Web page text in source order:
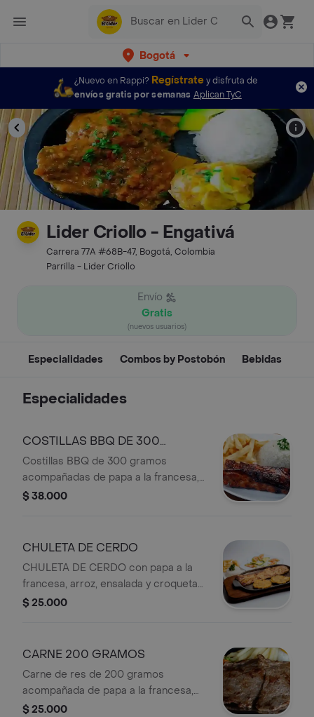
Bogotá
¿Nuevo en Rappi? Regístratey disfruta de
envíos gratis por semanas Aplican TyC
Lider Criollo - Engativá
Carrera 77A #68B-47, Bogotá, Colombia
Parrilla - Lider Criollo
Envío
Gratis
(nuevos usuarios)
Especialidades Combos by Postobón Bebidas
Especialidades
COSTILLAS BBQ DE 300
GRAMOS
Costillas BBQ de 300 gramos
acompañadas de papa a la francesa,
arroz, ensalada y croqueta de yuca.
$ 38.000
CHULETA DE CERDO
CHULETA DE CERDO con papa a la
francesa, arroz, ensalada y croqueta
de yuca.
$ 25.000
CARNE 200 GRAMOS
Carne de res de 200 gramos
acompañada de papa a la francesa,
arroz, ensalada y croqueta de yuca.
$ 25.000